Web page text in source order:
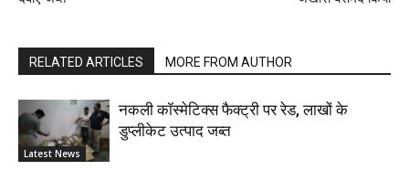
RELATED ARTICLES MORE FROM AUTHOR
Latest News
नकली कॉस्मेटिक्स फैक्ट्री पर रेड, लाखों के
डुप्लीकेट उत्पाद जब्त